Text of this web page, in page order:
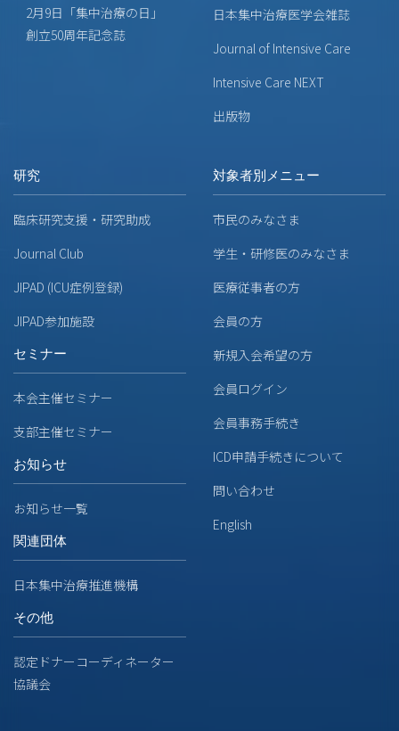
2月9日「集中治療の日」
創立50周年記念誌
日本集中治療医学会雑誌
Journal of Intensive Care
Intensive Care NEXT
出版物
研究
臨床研究支援・研究助成
Journal Club
JIPAD (ICU症例登録)
JIPAD参加施設
セミナー
本会主催セミナー
支部主催セミナー
お知らせ
お知らせ一覧
関連団体
日本集中治療推進機構
その他
認定ドナーコーディネーター
協議会
対象者別メニュー
市民のみなさま
学生・研修医のみなさま
医療従事者の方
会員の方
新規入会希望の方
会員ログイン
会員事務手続き
ICD申請手続きについて
問い合わせ
English